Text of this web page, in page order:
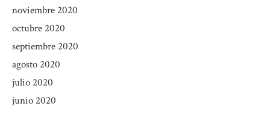
noviembre 2020
octubre 2020
septiembre 2020
agosto 2020
julio 2020
junio 2020